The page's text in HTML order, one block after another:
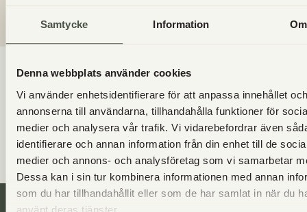
Samtycke Information Om
Denna webbplats använder cookies
Vi använder enhetsidentifierare för att anpassa innehållet och
annonserna till användarna, tillhandahålla funktioner för
medier och analysera vår trafik. Vi vidarebefordrar även
identifierare och annan information från din enhet till de
medier och annons- och analysföretag som vi samarbetar
Dessa kan i sin tur kombinera informationen med annan
som du har tillhandahållit eller som de har samlat in när du
använt deras tjänster.